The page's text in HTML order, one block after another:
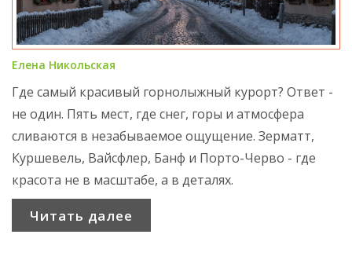
Елена Никольская
Где самый красивый горнолыжный курорт? Ответ -
не один. Пять мест, где снег, горы и атмосфера
сливаются в незабываемое ощущение. Зерматт,
Куршевель, Вайсфлер, Банф и Порто-Черво - где
красота не в масштабе, а в деталях.
Читать далее